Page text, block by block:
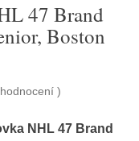
47 Brand
Boston
hodnocení )
NHL 47 Brand